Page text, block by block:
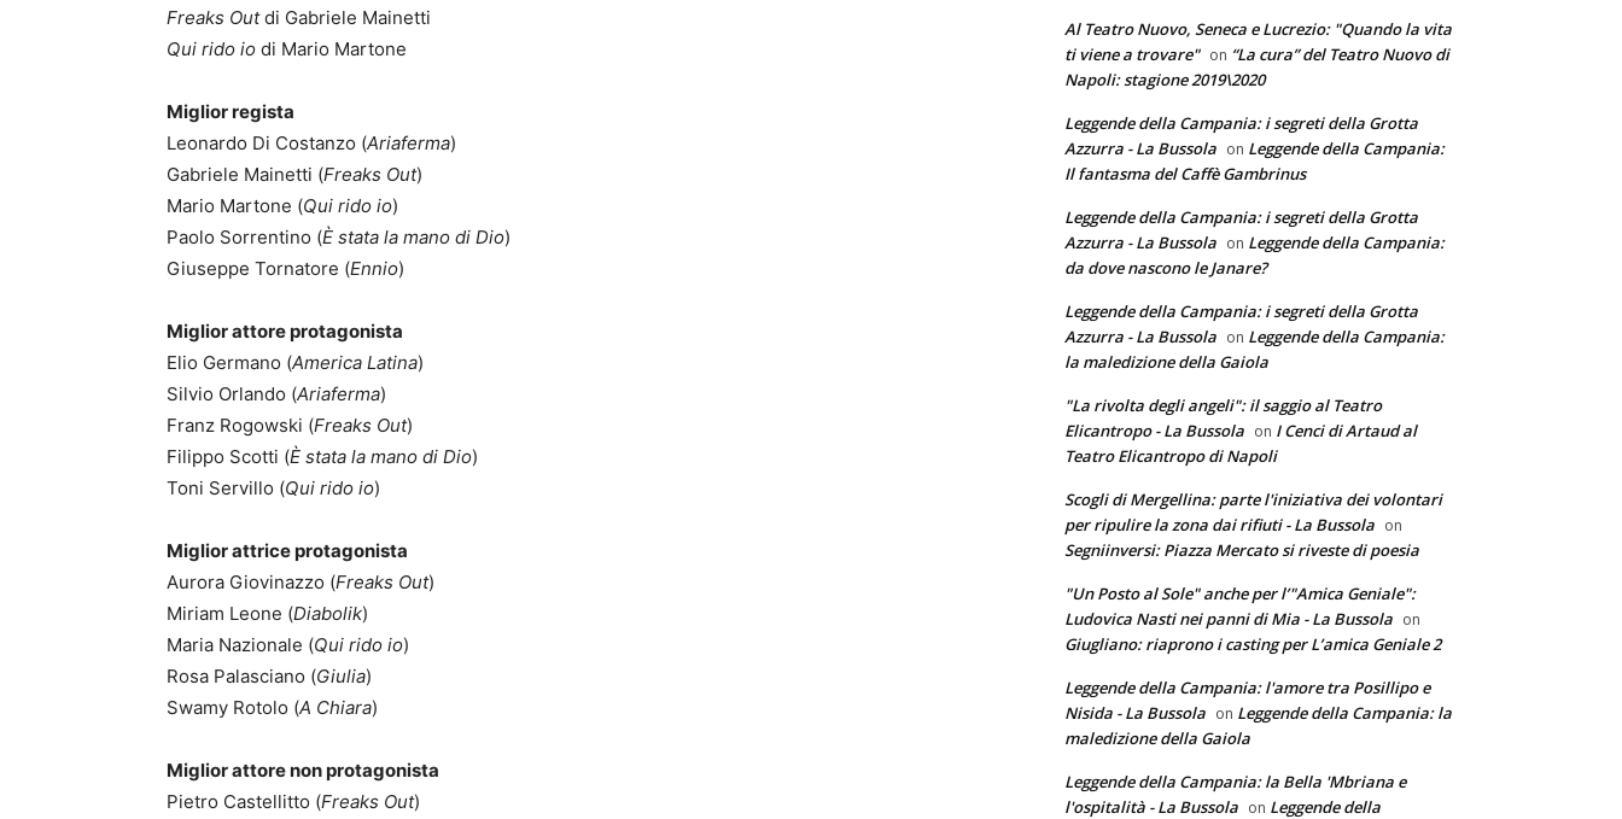
Freaks Outdi Gabriele Mainetti
Qui rido io di Mario Martone
Miglior regista
Leonardo Di Costanzo (Ariaferma)
Gabriele Mainetti (Freaks Out)
Mario Martone (Qui rido io)
Paolo Sorrentino (È stata la mano di Dio)
Giuseppe Tornatore (Ennio)
Miglior attore protagonista
Elio Germano (America Latina)
Silvio Orlando (Ariaferma)
Franz Rogowski (Freaks Out)
Filippo Scotti (È stata la mano di Dio)
Toni Servillo (Qui rido io)
Miglior attrice protagonista
Aurora Giovinazzo (Freaks Out)
Miriam Leone (Diabolik)
Maria Nazionale (Qui rido io)
Rosa Palasciano (Giulia)
Swamy Rotolo (A Chiara)
Miglior attore non protagonista
Pietro Castellitto (Freaks Out)
Al Teatro Nuovo, Seneca e Lucrezio: "Quando la vita
ti viene a trovare" on “La cura” del Teatro Nuovo di
Napoli: stagione 2019\2020
Leggende della Campania: i segreti della Grotta
Azzurra - La Bussola on Leggende della Campania:
Il fantasma del Caffè Gambrinus
Leggende della Campania: i segreti della Grotta
Azzurra - La Bussola on Leggende della Campania:
da dove nascono le Janare?
Leggende della Campania: i segreti della Grotta
Azzurra - La Bussola on Leggende della Campania:
la maledizione della Gaiola
"La rivolta degli angeli": il saggio al Teatro
Elicantropo - La Bussola on I Cenci di Artaud al
Teatro Elicantropo di Napoli
Scogli di Mergellina: parte l'iniziativa dei volontari
per ripulire la zona dai rifiuti - La Bussola on
Segniinversi: Piazza Mercato si riveste di poesia
"Un Posto al Sole" anche per l’"Amica Geniale":
Ludovica Nasti nei panni di Mia - La Bussola on
Giugliano: riaprono i casting per L’amica Geniale 2
Leggende della Campania: l'amore tra Posillipo e
Nisida - La Bussola on Leggende della Campania: la
maledizione della Gaiola
Leggende della Campania: la Bella 'Mbriana e
l'ospitalità - La Bussola on Leggende della